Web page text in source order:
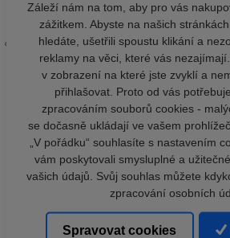
Záleží nám na tom, aby pro vás
zážitkem. Abyste na našich
hledáte, ušetřili spoustu klikání a
reklamy na věci, které vás
v zobrazení na které jste zvyklí a
přihlašovat. Proto od vás
zpracováním souborů cookies -
se dočasně ukládají ve vašem
„V pořádku“ souhlasíte s nastavením
vám poskytovali smysluplné a
vašich údajů. Svůj souhlas můžete
zpracování osobních
Spravovat cookies